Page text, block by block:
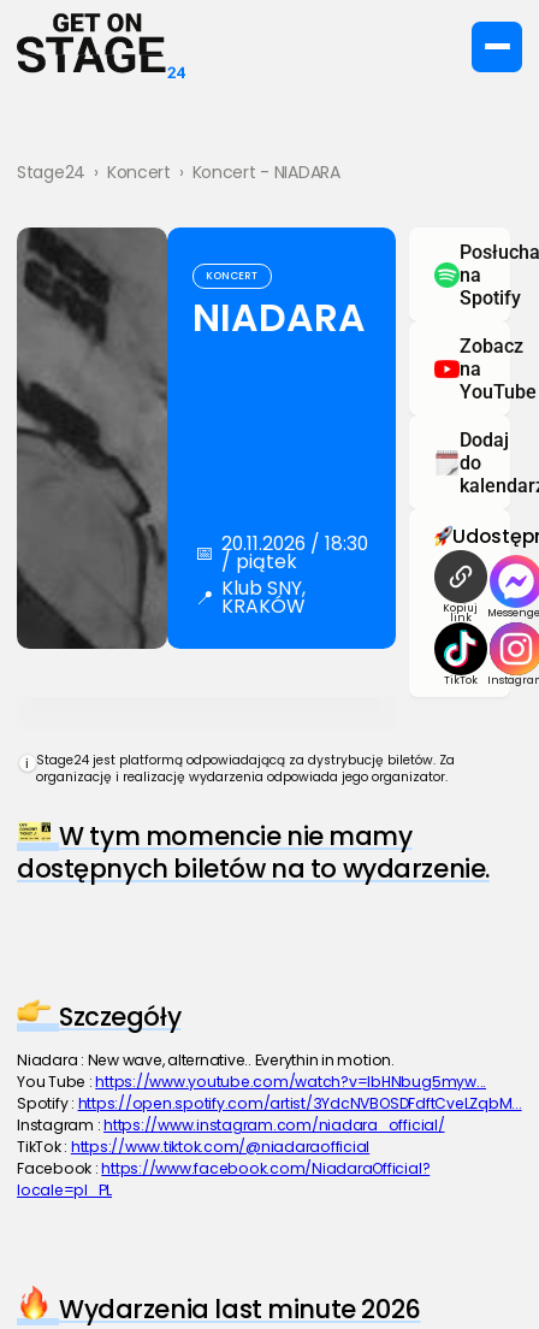
Stage24 › Koncert › Koncert - NIADARA
KONCERT
NIADARA
📅 20.11.2026 / 18:30
/ piątek
📍 Klub SNY,
KRAKÓW
na
Spotify
Zobacz
na
YouTube
Dodaj
do
Kopiuj
link
TikTok
i Stage24 jest platformą odpowiadającą za dystrybucję biletów. Za
organizację i realizację wydarzenia odpowiada jego organizator.
W tym momencie nie mamy
dostępnych biletów na to wydarzenie.
Szczegóły
Niadara : New wave, alternative.. Everythin in motion.
You Tube : https://www.youtube.com/watch?v=lbHNbug5myw...
Spotify : https://open.spotify.com/artist/3YdcNVBOSDFdftCveLZqbM...
Instagram : https://www.instagram.com/niadara_official/
TikTok : https://www.tiktok.com/@niadaraofficial
Facebook : https://www.facebook.com/NiadaraOfficial?
locale=pl_PL
Wydarzenia last minute 2026